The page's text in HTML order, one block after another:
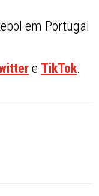
em Portugal
e TikTok.